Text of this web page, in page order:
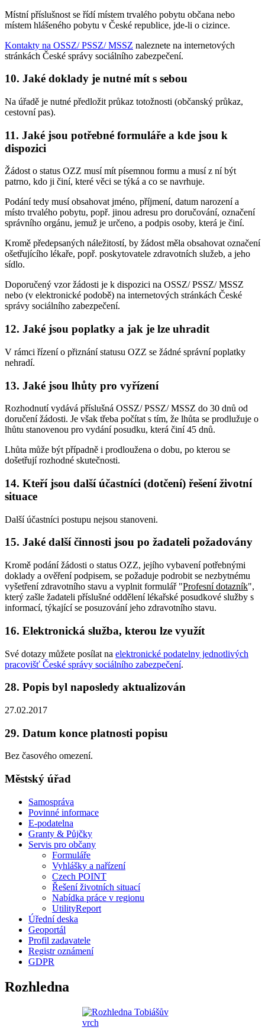
Místní příslušnost se řídí místem trvalého pobytu občana nebo
místem hlášeného pobytu v České republice, jde-li o cizince.
Kontakty na OSSZ/ PSSZ/ MSSZ naleznete na internetových
stránkách České správy sociálního zabezpečení.
10. Jaké doklady je nutné mít s sebou
Na úřadě je nutné předložit průkaz totožnosti (občanský průkaz,
cestovní pas).
11. Jaké jsou potřebné formuláře a kde jsou k
dispozici
Žádost o status OZZ musí mít písemnou formu a musí z ní být
patrno, kdo ji činí, které věci se týká a co se navrhuje.
Podání tedy musí obsahovat jméno, příjmení, datum narození a
místo trvalého pobytu, popř. jinou adresu pro doručování, označení
správního orgánu, jemuž je určeno, a podpis osoby, která je činí.
Kromě předepsaných náležitostí, by žádost měla obsahovat označení
ošetřujícího lékaře, popř. poskytovatele zdravotních služeb, a jeho
sídlo.
Doporučený vzor žádosti je k dispozici na OSSZ/ PSSZ/ MSSZ
nebo (v elektronické podobě) na internetových stránkách České
správy sociálního zabezpečení.
12. Jaké jsou poplatky a jak je lze uhradit
V rámci řízení o přiznání statusu OZZ se žádné správní poplatky
nehradí.
13. Jaké jsou lhůty pro vyřízení
Rozhodnutí vydává příslušná OSSZ/ PSSZ/ MSSZ do 30 dnů od
doručení žádosti. Je však třeba počítat s tím, že lhůta se prodlužuje o
lhůtu stanovenou pro vydání posudku, která činí 45 dnů.
Lhůta může být případně i prodloužena o dobu, po kterou se
došetřují rozhodné skutečnosti.
14. Kteří jsou další účastníci (dotčení) řešení životní
situace
Další účastníci postupu nejsou stanoveni.
15. Jaké další činnosti jsou po žadateli požadovány
Kromě podání žádosti o status OZZ, jejího vybavení potřebnými
doklady a ověření podpisem, se požaduje podrobit se nezbytnému
vyšetření zdravotního stavu a vyplnit formulář "Profesní dotazník",
který zašle žadateli příslušné oddělení lékařské posudkové služby s
informací, týkající se posuzování jeho zdravotního stavu.
16. Elektronická služba, kterou lze využít
Své dotazy můžete posílat na elektronické podatelny jednotlivých
pracovišť České správy sociálního zabezpečení.
28. Popis byl naposledy aktualizován
27.02.2017
29. Datum konce platnosti popisu
Bez časového omezení.
Městský úřad
Samospráva
Povinné informace
E-podatelna
Granty & Půjčky
Servis pro občany
Formuláře
Vyhlášky a nařízení
Czech POINT
Řešení životních situací
Nabídka práce v regionu
UtilityReport
Úřední deska
Geoportál
Profil zadavatele
Registr oznámení
GDPR
Rozhledna